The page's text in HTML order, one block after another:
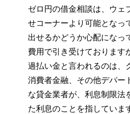
ゼロ円の借金相談は、ウェ
せコーナーより可能となっ
出せるかどうか心配になっ
費用で引き受けております
過払い金と言われるのは、
消費者金融、その他デパー
な貸金業者が、利息制限法
た利息のことを指していま